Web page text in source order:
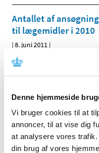
Denne hjemmeside
Vi bruger cookies til at
annoncer, til at vise dig
at analysere vores
din brug af vores
Antallet af
til lægemidler i 2010
|8. juni 2011 |
I alt afgjorde vi 144.324
2010 mod 138.714 i
Alle (17)
2011 (17)
november (1)